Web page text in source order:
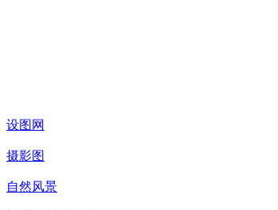
设图网
摄影图
自然风景